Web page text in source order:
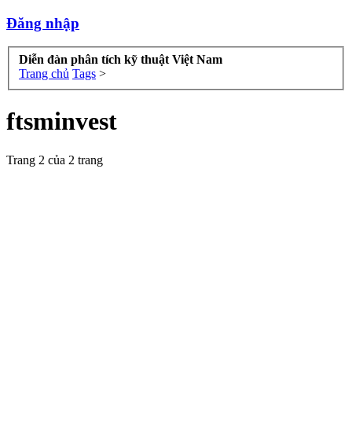
Đăng nhập
Diễn đàn phân tích kỹ thuật Việt Nam
Trang chủ Tags >
ftsminvest
Trang 2 của 2 trang